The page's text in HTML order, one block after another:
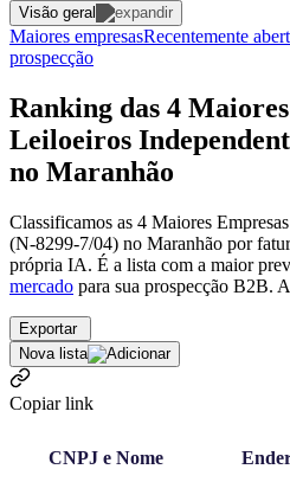
Visão geral
Maiores empresasRecentemente
prospecção
Ranking das 4
Leiloeiros
no Maranhão
Classificamos as 4 Maiores
(N-8299-7/04) no Maranhão por
própria IA. É a lista com a maior
mercado para sua prospecção B2B.
Exportar
Nova lista
Copiar link
CNPJ e Nome